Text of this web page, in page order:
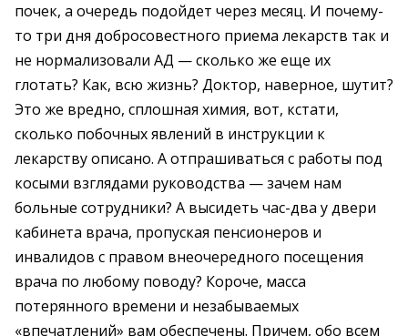
почек, а очередь подойдет через месяц. И почему-
то три дня добросовестного приема лекарств так и
не нормализовали АД — сколько же еще их
глотать? Как, всю жизнь? Доктор, наверное, шутит?
Это же вредно, сплошная химия, вот, кстати,
сколько побочных явлений в инструкции к
лекарству описано. А отпрашиваться с работы под
косыми взглядами руководства — зачем нам
больные сотрудники? А высидеть час-два у двери
кабинета врача, пропуская пенсионеров и
инвалидов с правом внеочередного посещения
врача по любому поводу? Короче, масса
потерянного времени и незабываемых
«впечатлений» вам обеспечены. Причем, обо всем